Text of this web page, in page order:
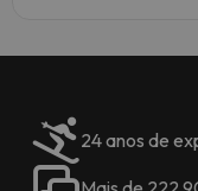
24 anos de